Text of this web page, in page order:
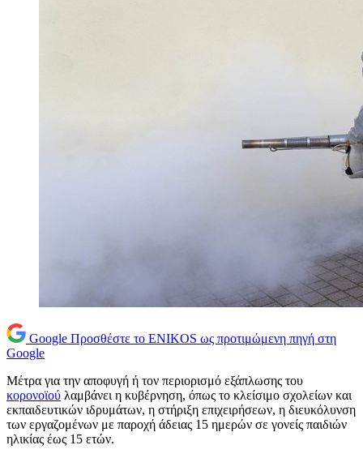
Google Προσθέστε το ENIKOS ως προτιμώμενη πηγή στη
Google
Μέτρα για την αποφυγή ή τον περιορισμό εξάπλωσης του
κορονοϊού λαμβάνει η κυβέρνηση, όπως το κλείσιμο σχολείων και
εκπαιδευτικών ιδρυμάτων, η στήριξη επιχειρήσεων, η διευκόλυνση
των εργαζομένων με παροχή άδειας 15 ημερών σε γονείς παιδιών
ηλικίας έως 15 ετών.